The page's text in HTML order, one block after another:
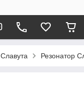
Славута Резонатор